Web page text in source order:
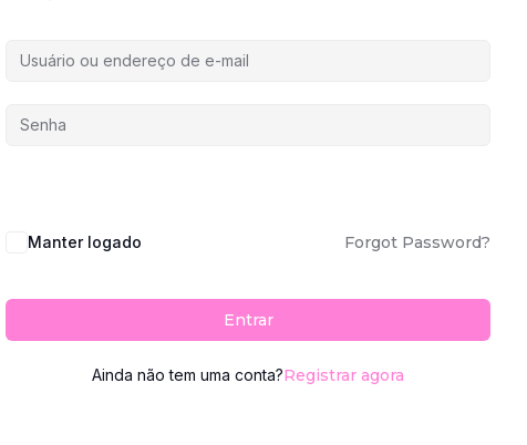
Manter logado Forgot Password?
Entrar
Ainda não tem uma conta?Registrar agora